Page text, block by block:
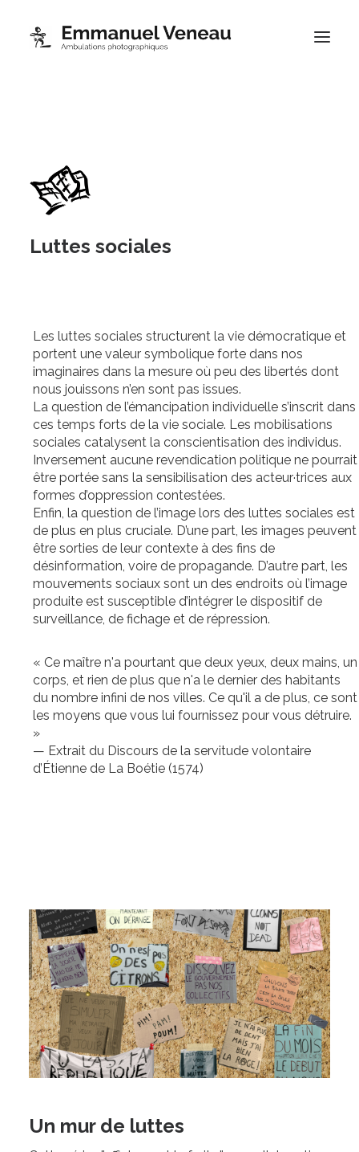
À propos
Contact
Boutique
Luttes sociales
Les luttes sociales structurent la vie démocratique et
portent une valeur symbolique forte dans nos
imaginaires dans la mesure où peu des libertés dont
nous jouissons n’en sont pas issues.
La question de l’émancipation individuelle s’inscrit dans
ces temps forts de la vie sociale. Les mobilisations
sociales catalysent la conscientisation des individus.
Inversement aucune revendication politique ne pourrait
être portée sans la sensibilisation des acteur·trices aux
formes d’oppression contestées.
Enfin, la question de l’image lors des luttes sociales est
de plus en plus cruciale. D’une part, les images peuvent
être sorties de leur contexte à des fins de
désinformation, voire de propagande. D’autre part, les
mouvements sociaux sont un des endroits où l’image
produite est susceptible d’intégrer le dispositif de
surveillance, de fichage et de répression.
« Ce maître n'a pourtant que deux yeux, deux mains, un
corps, et rien de plus que n'a le dernier des habitants
du nombre infini de nos villes. Ce qu'il a de plus, ce sont
les moyens que vous lui fournissez pour vous détruire.
»
— Extrait du Discours de la servitude volontaire
d’Étienne de La Boétie (1574)
Un mur de luttes